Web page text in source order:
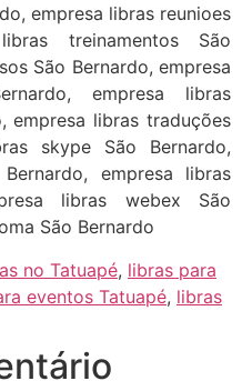
empresa libras reunioes
treinamentos São
São Bernardo, empresa
empresa libras
empresa libras traduções
skype São Bernardo,
empresa libras
libras webex São
São Bernardo
no Tatuapé, libras para
eventos Tatuapé, libras